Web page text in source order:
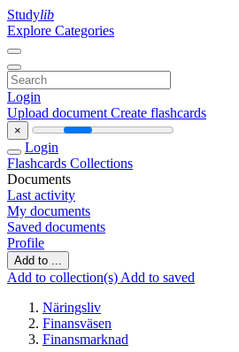
Studylib
Explore Categories
Login
Upload document Create flashcards
×
Login
Flashcards Collections
Documents
Last activity
My documents
Saved documents
Profile
Add to ...
Add to collection(s) Add to saved
Näringsliv
Finansväsen
Finansmarknad